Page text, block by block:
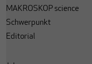
MAKROSKOP science
Schwerpunkt
Editorial